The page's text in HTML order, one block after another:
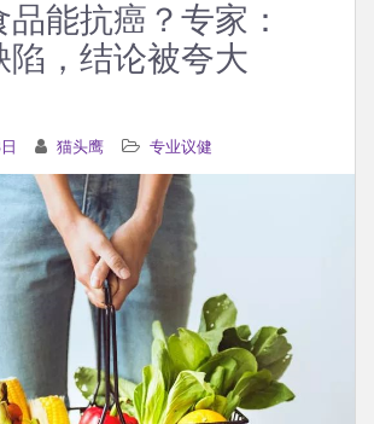
能抗癌？专家：
陷，结论被夸大
猫头鹰 专业议健